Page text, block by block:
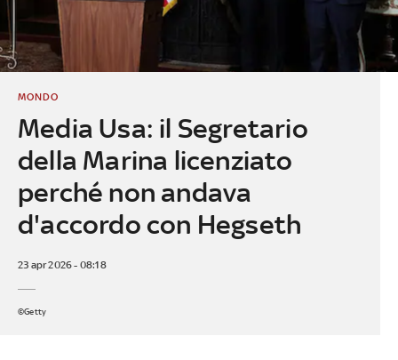
Media Usa: il Segretario
della Marina licenziato
perché non andava
d'accordo con Hegseth
MONDO
23 apr 2026 - 08:18
©Getty